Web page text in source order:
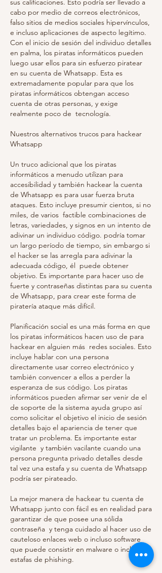
sus calificaciones. Esto podría ser llevado a
cabo por medio de correos electrónicos,
falso sitios de medios sociales hipervínculos,
e incluso aplicaciones de aspecto legítimo.
Con el inicio de sesión del individuo detalles
en palma, los piratas informáticos pueden
luego usar ellos para sin esfuerzo piratear
en su cuenta de Whatsapp. Esta es
extremadamente popular para que los
piratas informáticos obtengan acceso
cuenta de otras personas, y exige
realmente poco de  tecnología.
Nuestros alternativos trucos para hackear
Whatsapp
Un truco adicional que los piratas
informáticos a menudo utilizan para
accesibilidad y también hackear la cuenta
de Whatsapp es para usar fuerza bruta
ataques. Esto incluye presumir cientos, si no
miles, de varios  factible combinaciones de
letras, variedades, y signos en un intento de
adivinar un individuo código. podría tomar
un largo período de tiempo, sin embargo si
el hacker se las arregla para adivinar la
adecuada código, él  puede obtener
objetivo. Es importante para hacer uso de
fuerte y contraseñas distintas para su cuenta
de Whatsapp, para crear este forma de
piratería ataque más difícil.
Planificación social es una más forma en que
los piratas informáticos hacen uso de para
hackear en alguien más  redes sociales. Esto
incluye hablar con una persona
directamente usar correo electrónico y
también convencer a ellos a perder la
esperanza de sus código. Los piratas
informáticos pueden afirmar ser venir de el
de soporte de la sistema ayuda grupo así
como solicitar el objetivo el inicio de sesión
detalles bajo el apariencia de tener que
tratar un problema. Es importante estar
vigilante  y también vacilante cuando una
persona pregunta privado detalles desde
tal vez una estafa y su cuenta de Whatsapp
podría ser pirateado.
La mejor manera de hackear tu cuenta de
Whatsapp junto con fácil es en realidad para
garantizar de que posee una sólida
contraseña  y tenga cuidado al hacer uso de
cauteloso enlaces web o incluso software
que puede consistir en malware o incluso
estafas de phishing.